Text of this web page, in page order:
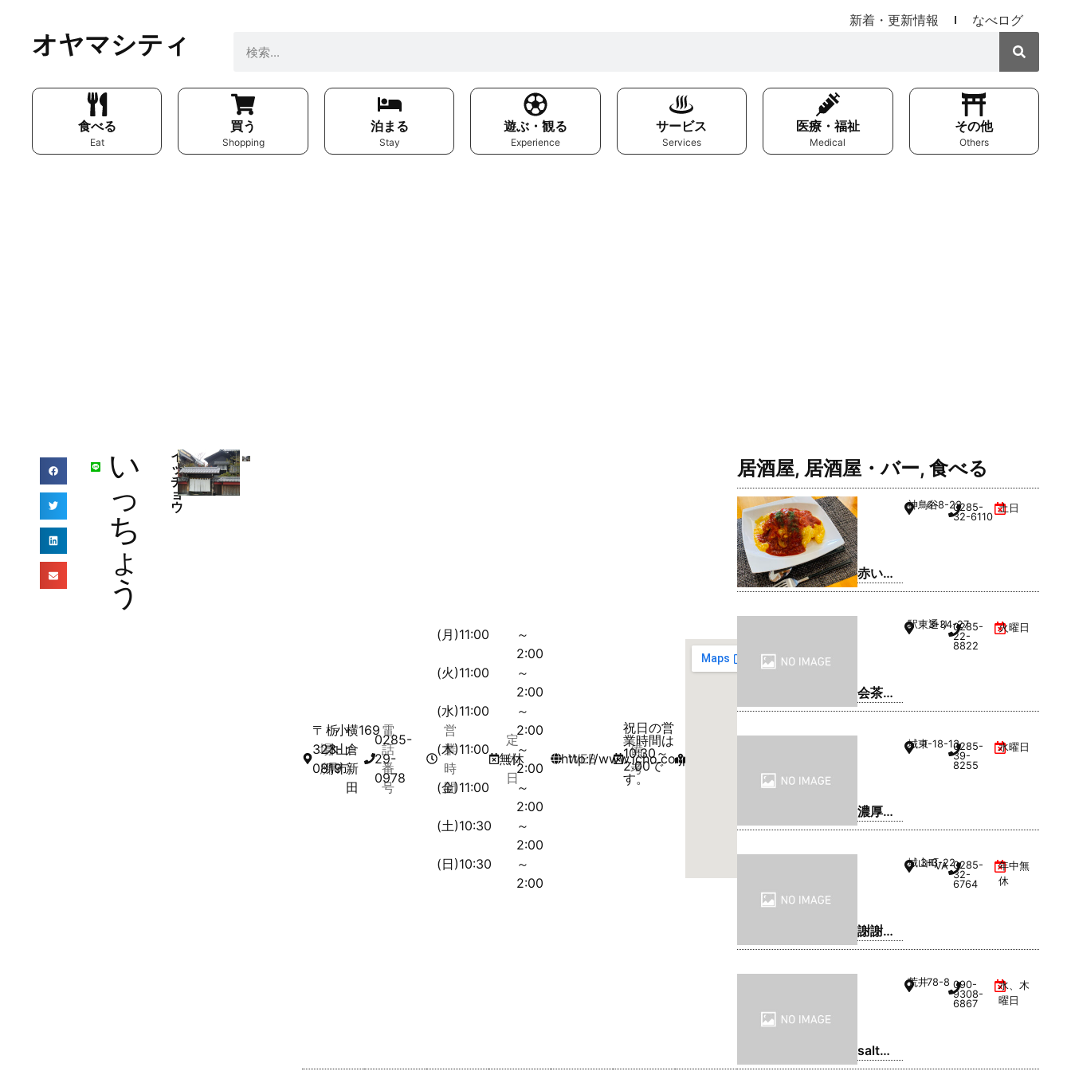
新着・更新情報 なべログ
オヤマシティ
食べる
Eat
買う
Shopping
泊まる
Stay
遊ぶ・観る
Experience
サービス
Services
医療・福祉
Medical
その他
Others
い
っ
ち
ょ
う
イ
ッ
チ
ョ
ウ
場
所
〒
323-
0819
栃
木
県
小
山
市
横
倉
新
田
169 電
話
番
号
0285-
29-
0978
営
業
時
間
(月)11:00
～
2:00
(火)11:00
～
2:00
(水)11:00
～
2:00
(木)11:00
～
2:00
(金)11:00
～
2:00
(土)10:30
～
2:00
(日)10:30
～
2:00
定
休
日
無休 WEB
http://www.icho.co.jp/icho/
備
考
祝日の営
業時間は
10:30～
2:00で
す。
居酒屋, 居酒屋・バー, 食べる
赤いや
ね
神鳥谷6-8-230285-
32-6110
土日
会茶
(AIAI
駅東通り3-34-270285-
22-
8822
火曜日
濃厚や
きそ
城東1-18-130285-
39-
8255
水曜日
謝謝珍
珠 | シ
城山町
3-3-22
VAL1階0285-
32-
6764
年中無
休
salt
荒井78-8 090-
9308-
6867
水、木
曜日